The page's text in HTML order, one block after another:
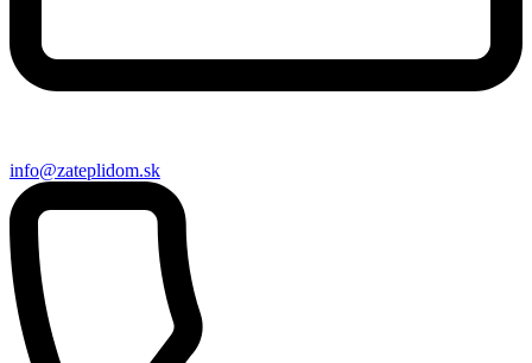
info@zateplidom.sk